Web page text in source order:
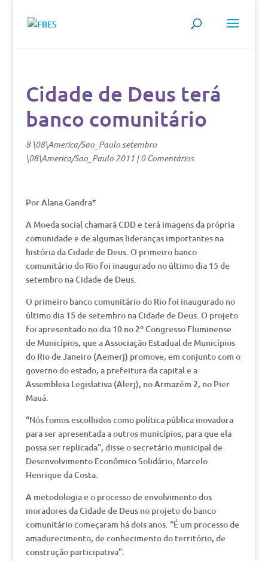
Cidade de Deus terá
banco comunitário
8 \08\America/Sao_Paulo setembro
\08\America/Sao_Paulo 2011|0 Comentários
Por Alana Gandra*
A Moeda social chamará CDD e terá imagens da própria
comunidade e de algumas lideranças importantes na
história da Cidade de Deus. O primeiro banco
comunitário do Rio foi inaugurado no último dia 15 de
setembro na Cidade de Deus.
O primeiro banco comunitário do Rio foi inaugurado no
último dia 15 de setembro na Cidade de Deus. O projeto
foi apresentado no dia 10 no 2º Congresso Fluminense
de Municípios, que a Associação Estadual de Municípios
do Rio de Janeiro (Aemerj) promove, em conjunto com o
governo do estado, a prefeitura da capital e a
Assembleia Legislativa (Alerj), no Armazém 2, no Pier
Mauá.
“Nós fomos escolhidos como política pública inovadora
para ser apresentada a outros municípios, para que ela
possa ser replicada”, disse o secretário municipal de
Desenvolvimento Econômico Solidário, Marcelo
Henrique da Costa.
A metodologia e o processo de envolvimento dos
moradores da Cidade de Deus no projeto do banco
comunitário começaram há dois anos. “É um processo de
amadurecimento, de conhecimento do território, de
construção participativa”.